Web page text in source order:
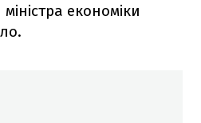
економіки